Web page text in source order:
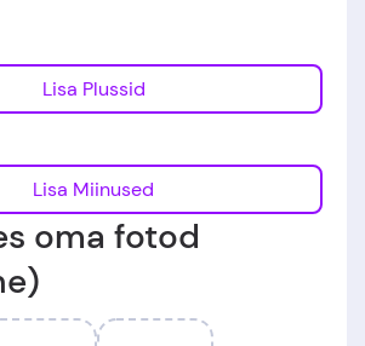
Lisa Plussid
Lisa Miinused
oma fotod